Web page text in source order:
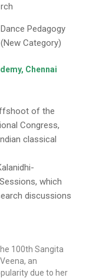
rch
Dance Pedagogy
(New Category)
Chennai
of the
Congress,
classical
which
discussions
100th Sangita
an
due to her